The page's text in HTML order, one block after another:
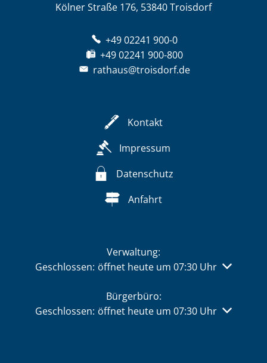
Kölner Straße 176, 53840 Troisdorf
+49 02241 900-0
+49 02241 900-800
rathaus@troisdorf.de
Kontakt
Impressum
Datenschutz
Anfahrt
Verwaltung:
Klicken, um weitere Öffnungs- oder Schließzeiten
Geschlossen: öffnet heute um 07:30 Uhr
Bürgerbüro:
Klicken, um weitere Öffnungs- oder Schließzeiten
Geschlossen: öffnet heute um 07:30 Uhr